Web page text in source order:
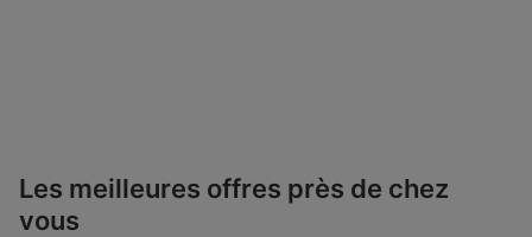
Les meilleures offres près de chez
vous